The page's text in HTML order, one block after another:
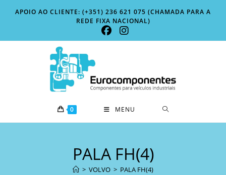
APOIO AO CLIENTE: (+351) 236 621 075 (CHAMADA PARA A
REDE FIXA NACIONAL)
0 MENU
PALA FH(4)
> VOLVO > PALA FH(4)